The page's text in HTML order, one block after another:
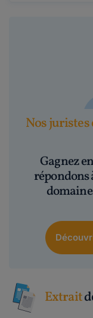
Nos
Gagnez
répondons
Extrait